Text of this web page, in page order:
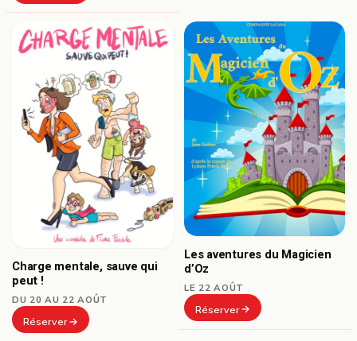
Charge mentale, sauve qui
peut !
DU 20 AU 22 AOÛT
Réserver
Les aventures du Magicien
d’Oz
LE 22 AOÛT
Réserver